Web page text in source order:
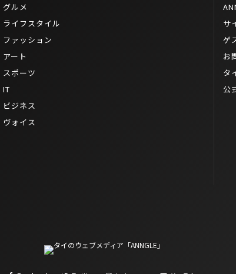
グルメ
ライフスタイル
ファッション
アート
スポーツ
IT
ビジネス
ヴォイス
サ
ゲ
お
タ
公